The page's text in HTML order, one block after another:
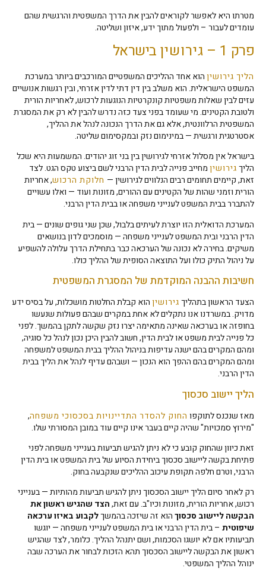
מטרתו היא לאפשר לקוראים להבין את הדרך המשפטית והרגשית שהם
עומדים לעבור – ולפעול מתוך ידע, איזון ושליטה.
פרק 1 – גירושיןבישראל
הליך גירושיןהוא אחד ההליכים המשפטיים המורכבים ביותר במערכת
המשפט הישראלית. הוא משלב בין דין דתי לדין אזרחי, ובין רגשות אנושיים
עזים לבין שאלות משפטיות קונקרטיות הנוגעות לרכוש, לאחריות הורית
ולטובת הקטינים. מי שעומד בפני צעד כזה נדרש להבין לא רק את המסגרת
המשפטית הרלוונטית, אלא גם את הדרך הנכונה לנהל את ההליך,
אסטרטגית ורגשית — במינימום נזק ובמקסימום שליטה.
בישראל אין מסלול אזרחי לגירושין בין בני זוג יהודים. המשמעות היא שכל
הליךגירושיןמחייב פנייה לבית הדין הרבני לשם ביצוע טקס הגט. לצד
זאת, קיימים תחומים רבים הנלווים לגירושין —חלוקת הרכוש, אחריות
הורית וזמני שהות של הקטינים עם ההורים, מזונות ועוד — ואלו עשויים
להתברר בבית המשפט לענייני משפחה או בבית הדין הרבני.
המערכת הדואלית הזו יוצרת לעיתים בלבול, שכן שני גופים שונים — בית
הדין הרבני ובית המשפט לענייני משפחה — מוסמכים לדון בנושאים
משיקים. בחירה לא נכונה של הערכאה כבר בתחילת הדרך עלולה להשפיע
על ניהול התיק כולו ועל התוצאה הסופית של ההליך כולו.
חשיבות ההבנה המוקדמת של המסגרת המשפטית
הצעד הראשון בתהליךגירושיןהוא קבלת החלטות מושכלות, על בסיס ידע
מדויק. במשרדנו אנו נתקלים לא אחת במקרים שבהם פעולות שנעשו
בחופזה או בערכאה שאינה מתאימה יצרו נזק שקשה לתקן בהמשך. לפני
כל פנייה לבית משפט או לבית הדין, חשוב להבין היכן נכון לנהל כל סוגיה,
ומהם המקרים בהם ישנה עדיפות בניהול ההליך בבית המשפט למשפחה
ומהם המקרים בהם ההפך הוא הנכון — ושבהם עדיף לנהל את הליך בבית
הדין הרבני.
הליך יישוב סכסוך
מאז שנכנס לתוקפוהחוק להסדר התדיינויות בסכסוכי משפחה,
"מירוץ סמכויות" שהיה קיים בעבר אינו קיים עוד במובן המסורתי שלו.
זאת כיוון שהחוק קובע כי לא ניתן להגיש תביעות בענייני משפחה לפני
פתיחת בקשה ליישוב סכסוך ביחידת הסיוע של בית המשפט או בית הדין
הרבני, וטרם חלפה תקופת עיכוב ההליכים שנקבעה בחוק.
רק לאחר סיום הליך יישוב הסכסוך ניתן להגיש תביעות מהותיות — בענייני
רכוש, אחריות הורית, מזונות וכיו"ב. עם זאת,הצד שהגיש ראשון את
הבקשה ליישוב סכסוךהוא זה שיזכה בהמשךלקבוע באיזו ערכאה
שיפוטית– בית הדין הרבני או בית המשפט לענייני משפחה — יוגשו
תביעותיו אם לא יושגו הסכמות, ושם יתנהל ההליך. כלומר, לצד שהגיש
ראשון את הבקשה ליישוב הסכסוך תהא הזכות לבחור את הערכה שבה
ינוהל ההליך המשפטי.